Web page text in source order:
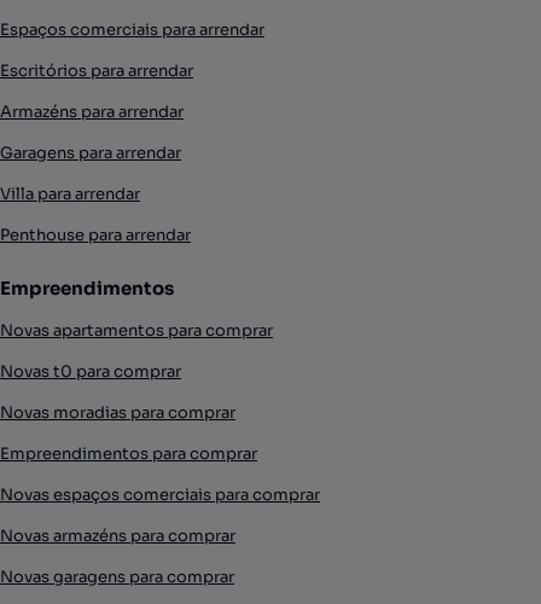
Espaços comerciais para arrendar
Escritórios para arrendar
Armazéns para arrendar
Garagens para arrendar
Villa para arrendar
Penthouse para arrendar
Empreendimentos
Novas apartamentos para comprar
Novas t0 para comprar
Novas moradias para comprar
Empreendimentos para comprar
Novas espaços comerciais para comprar
Novas armazéns para comprar
Novas garagens para comprar